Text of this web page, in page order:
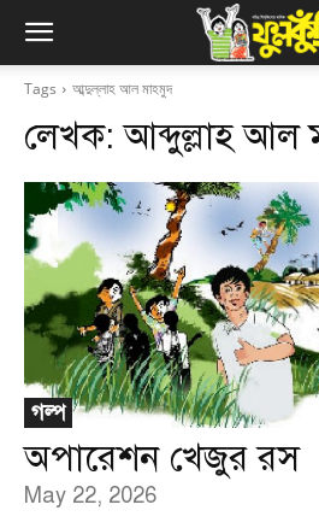
Tags আব্দুল্লাহ আল মাহমুদ
লেখক:আব্দুল্লাহ আল
গল্প
অপারেশন খেজুর রস
May 22, 2026